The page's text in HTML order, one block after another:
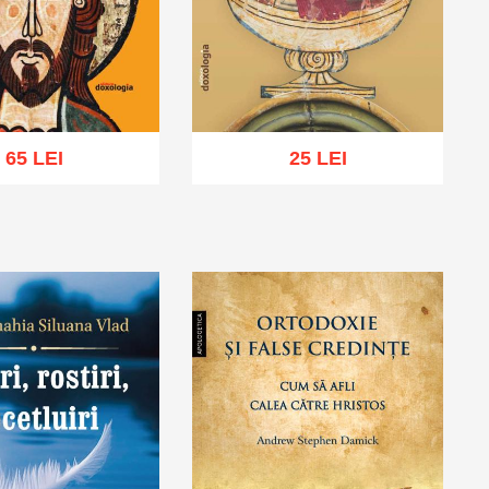
în coș Wishlist
65 LEI
Adaugă în coș Wishlist
25 LEI